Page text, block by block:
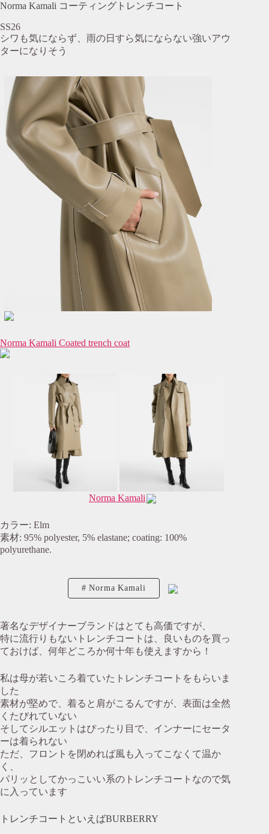
Norma Kamali コーティングトレンチコート
SS26
シワも気にならず、雨の日すら気にならない強いアウ
ターになりそう
Norma Kamali Coated trench coat
Norma Kamali
カラー: Elm
素材: 95% polyester, 5% elastane; coating: 100%
polyurethane.
Norma Kamali
著名なデザイナーブランドはとても高価ですが、
特に流行りもないトレンチコートは、良いものを買っ
ておけば、何年どころか何十年も使えますから！
私は母が若いころ着ていたトレンチコートをもらいま
した
素材が堅めで、着ると肩がこるんですが、表面は全然
くたびれていない
そしてシルエットはぴったり目で、インナーにセータ
ーは着られない
ただ、フロントを閉めれば風も入ってこなくて温か
く、
パリッとしてかっこいい系のトレンチコートなので気
に入っています
トレンチコートといえばBURBERRY